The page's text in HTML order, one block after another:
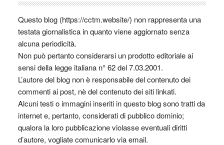
Questo blog (https://cctm.website/) non rappresenta una
testata giornalistica in quanto viene aggiornato senza
alcuna periodicità.
Non può pertanto considerarsi un prodotto editoriale ai
sensi della legge italiana n° 62 del 7.03.2001.
L’autore del blog non è responsabile del contenuto dei
commenti ai post, nè del contenuto dei siti linkati.
Alcuni testi o immagini inseriti in questo blog sono tratti da
internet e, pertanto, considerati di pubblico dominio;
qualora la loro pubblicazione violasse eventuali diritti
d’autore, vogliate comunicarlo via email.